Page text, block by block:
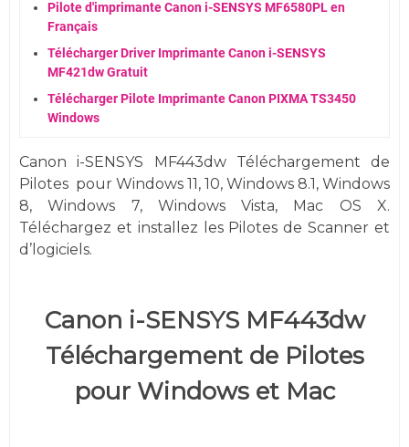
Pilote d'imprimante Canon i-SENSYS MF6580PL en
Français
Télécharger Driver Imprimante Canon i-SENSYS
MF421dw Gratuit
Télécharger Pilote Imprimante Canon PIXMA TS3450
Windows
Canon i-SENSYS MF443dw Téléchargement de
Pilotes pour Windows 11, 10, Windows 8.1, Windows
8, Windows 7, WindowsVista, Mac OS X.
Téléchargez et installez les Pilotes de Scanner et
d’logiciels.
Canon i-SENSYS MF443dw
Téléchargement de Pilotes
pour Windows et Mac